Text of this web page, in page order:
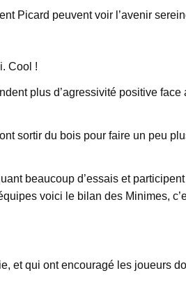
Picard peuvent voir l’avenir
Cool !
plus d’agressivité positive face
sortir du bois pour faire un peu
beaucoup d’essais et
voici le bilan des Minimes,
et qui ont encouragé les joueurs